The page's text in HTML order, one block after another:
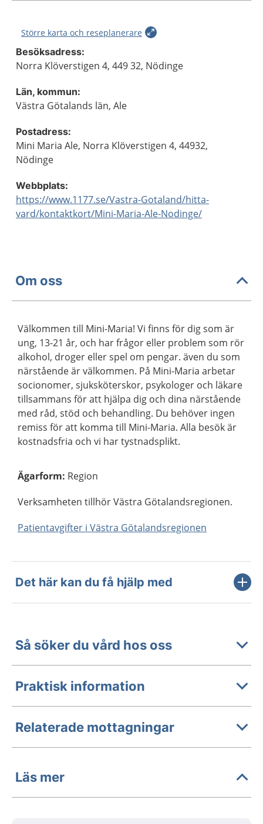
Större karta och reseplanerare
Besöksadress:
Norra Klöverstigen 4, 449 32, Nödinge
Län, kommun:
Västra Götalands län, Ale
Postadress:
Mini Maria Ale, Norra Klöverstigen 4, 44932,
Nödinge
Webbplats:
https://www.1177.se/Vastra-Gotaland/hitta-
vard/kontaktkort/Mini-Maria-Ale-Nodinge/
Om oss
Välkommen till Mini-Maria! Vi finns för dig som är
ung, 13-21 år, och har frågor eller problem som rör
alkohol, droger eller spel om pengar. även du som
närstående är välkommen. På Mini-Maria arbetar
socionomer, sjuksköterskor, psykologer och läkare
tillsammans för att hjälpa dig och dina närstående
med råd, stöd och behandling. Du behöver ingen
remiss för att komma till Mini-Maria. Alla besök är
kostnadsfria och vi har tystnadsplikt.
Ägarform: Region
Verksamheten tillhör Västra Götalandsregionen.
Patientavgifter i Västra Götalandsregionen
Det här kan du få hjälp med
Så söker du vård hos oss
Praktisk information
Relaterade mottagningar
Läs mer